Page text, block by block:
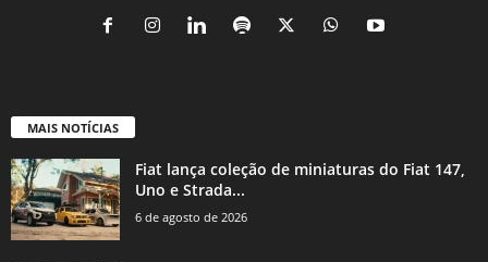
MAIS NOTÍCIAS
Fiat lança coleção de miniaturas do Fiat 147,
Uno e Strada...
6 de agosto de 2026